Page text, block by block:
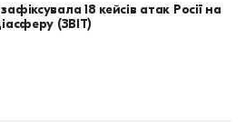
18 кейсів атак Росії на
(ЗВІТ)